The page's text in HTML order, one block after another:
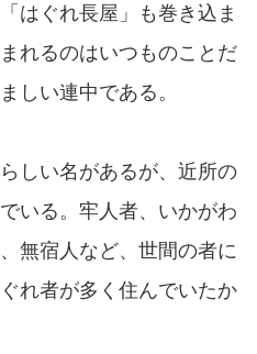
はぐれ長屋」も巻き込ま
れるのはいつものことだ
しい連中である。
しい名があるが、近所の
いる。牢人者、いかがわ
無宿人など、世間の者に
れ者が多く住んでいたか